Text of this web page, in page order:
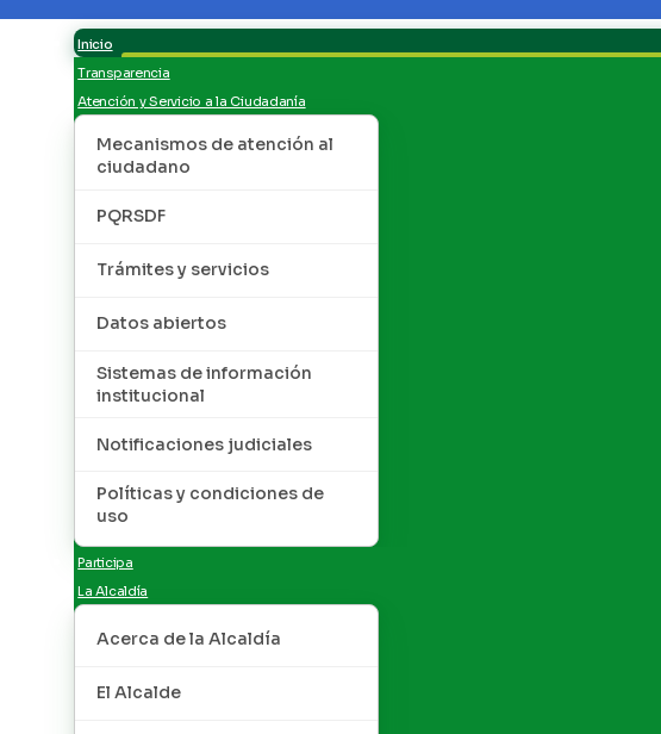
Inicio
Transparencia
Atención y Servicio a la Ciudadanía
Mecanismos de atención al
ciudadano
PQRSDF
Trámites y servicios
Datos abiertos
Sistemas de información
institucional
Notificaciones judiciales
Políticas y condiciones de
uso
Participa
La Alcaldía
Acerca de la Alcaldía
El Alcalde